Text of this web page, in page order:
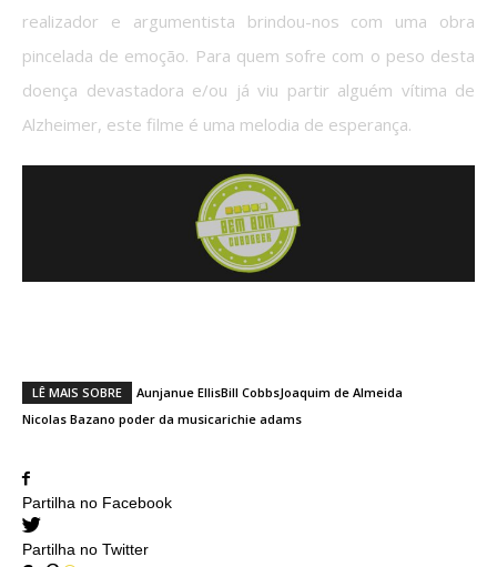
realizador e argumentista brindou-nos com uma obra
pincelada de emoção. Para quem sofre com o peso desta
doença devastadora e/ou já viu partir alguém vítima de
Alzheimer, este filme é uma melodia de esperança.
LÊ MAIS SOBRE Aunjanue EllisBill CobbsJoaquim de Almeida
Nicolas Bazano poder da musicarichie adams
Partilha no Facebook
Partilha no Twitter